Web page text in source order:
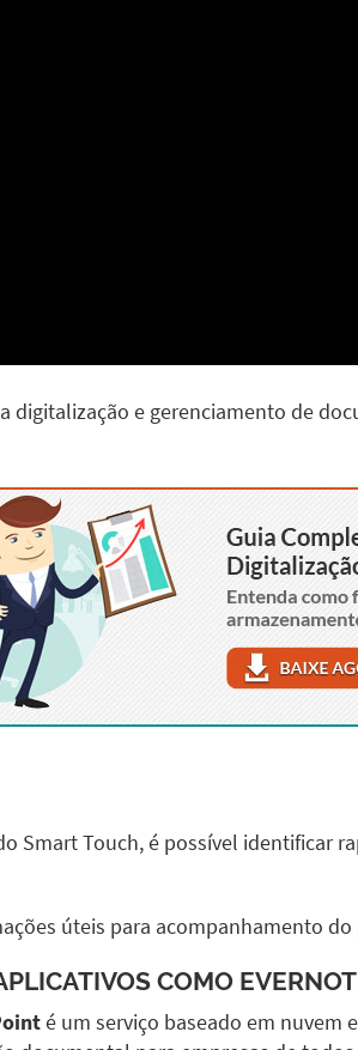
digitalização e gerenciamento de
Smart Touch, é possível
úteis para acompanhamento
COMO
é um serviço baseado em nuvem